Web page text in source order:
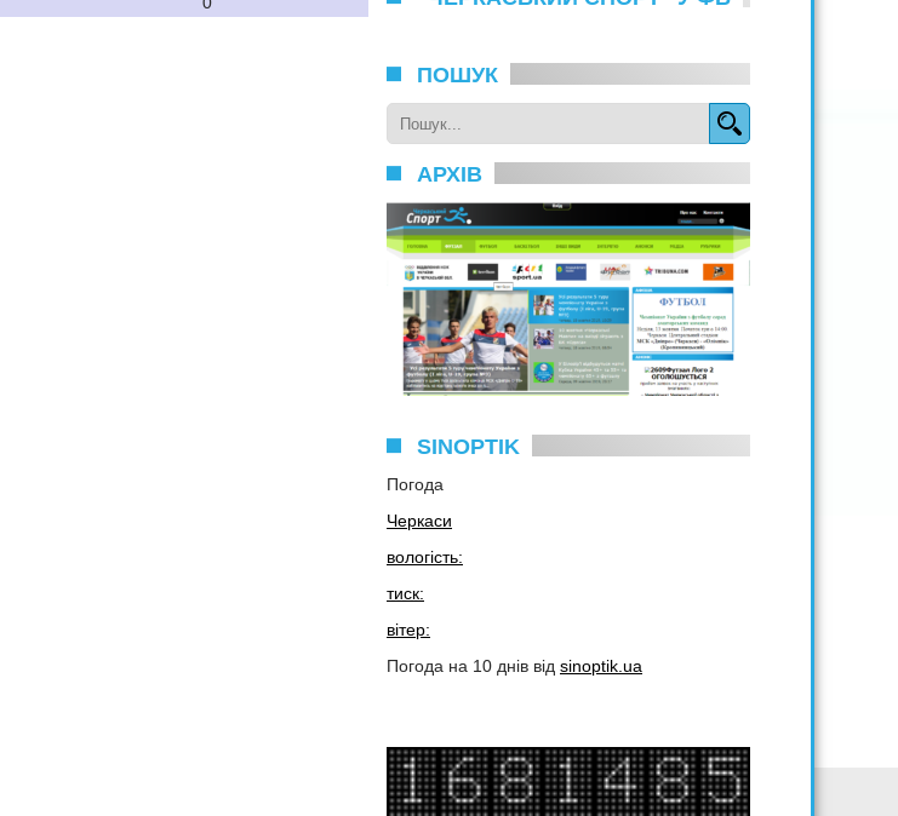
ПОШУК
АРХІВ
SINOPTIK
Погода
Черкаси
вологість:
тиск:
вітер:
Погода на 10 днів від sinoptik.ua